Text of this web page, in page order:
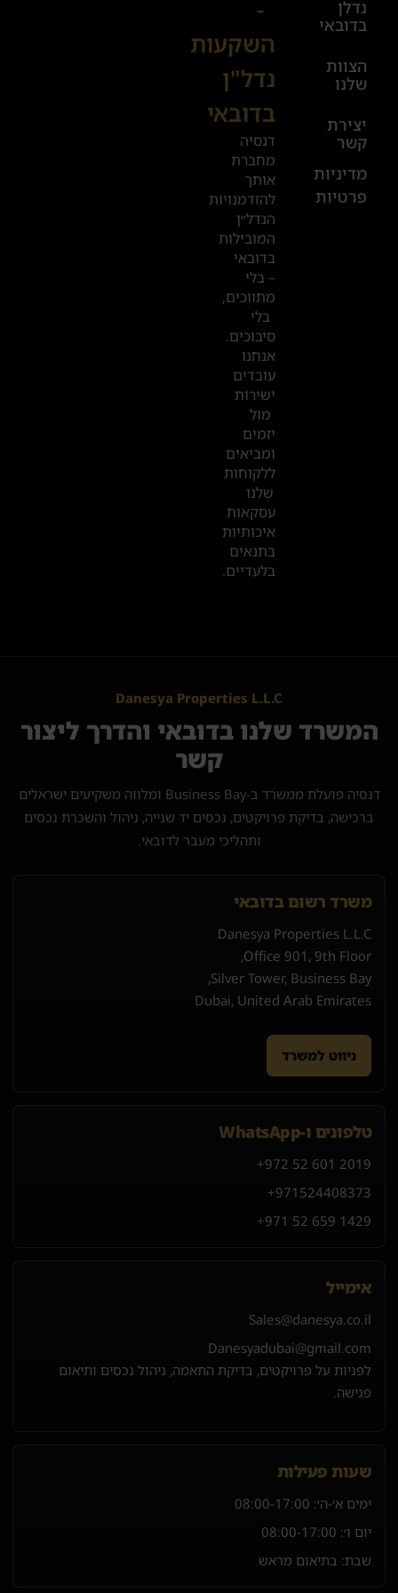
נדלן
בדובאי
הצוות
שלנו
יצירת
קשר
מדיניות
פרטיות
יום ו׳
08:00-
17:00
+972
52
601
2019
המשרדים
שלנו
בדובאי
-
השקעות
נדל"ן
בדובאי
דנסיה
מחברת
אותך
להזדמנויות
הנדל״ן
המובילות
בדובאי
– בלי
מתווכים,
בלי
סיבוכים.
אנחנו
עובדים
ישירות
מול
יזמים
ומביאים
ללקוחות
שלנו
עסקאות
איכותיות
בתנאים
בלעדיים.
Danesya Properties L.L.C
המשרד שלנו בדובאי והדרך ליצור
קשר
דנסיה פועלת ממשרד ב-Business Bay ומלווה משקיעים ישראלים
ברכישה, בדיקת פרויקטים, נכסים יד שנייה, ניהול והשכרת נכסים
ותהליכי מעבר לדובאי.
משרד רשום בדובאי
Danesya Properties L.L.C
Office 901, 9th Floor,
Silver Tower, Business Bay,
Dubai, United Arab Emirates
ניווט למשרד
טלפונים ו-WhatsApp
+972 52 601 2019
+971 524408373
+971 52 659 1429
אימייל
Sales@danesya.co.il
Danesyadubai@gmail.com
לפניות על פרויקטים, בדיקת התאמה, ניהול נכסים ותיאום
פגישה.
שעות פעילות
ימים א׳-ה׳: 08:00-17:00
יום ו׳: 08:00-17:00
שבת: בתיאום מראש